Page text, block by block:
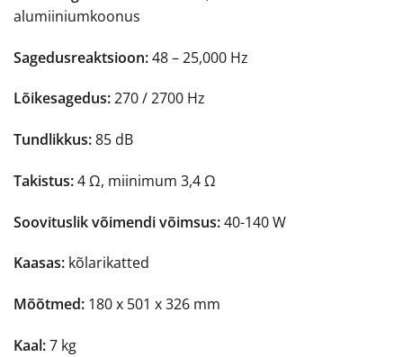
alumiiniumkoonus
Sagedusreaktsioon:48 – 25,000 Hz
Lõikesagedus:270 / 2700 Hz
Tundlikkus:85 dB
Takistus:4 Ω, miinimum 3,4 Ω
Soovituslik võimendi võimsus:40-140 W
Kaasas: kõlarikatted
Mõõtmed: 180 x 501 x 326 mm
Kaal:7 kg